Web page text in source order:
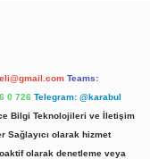
Teams:
0 726 Telegram: @karabul
Bilgi Teknolojileri ve İletişim
Sağlayıcı olarak hizmet
olarak denetleme veya